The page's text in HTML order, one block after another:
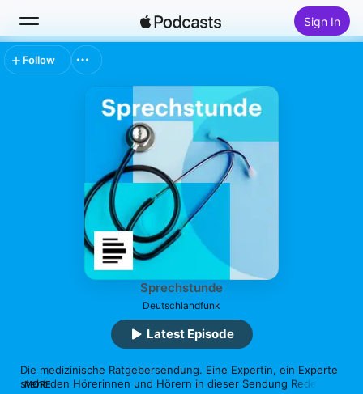
Sign In
Search
Top Charts
Sprechstunde
Deutschlandfunk
Die medizinische Ratgebersendung. Eine Expertin, ein Experte
steht den Hörerinnen und Hörern in dieser Sendung Rede und
MORE
Latest Episode
Follow